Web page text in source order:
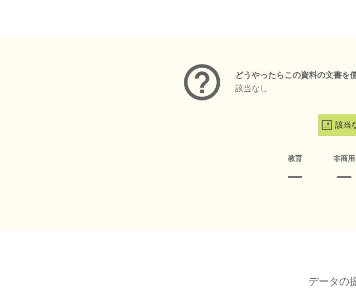
どうやったらこの資料の文書を
該当なし
該当
教育 非商用
データの